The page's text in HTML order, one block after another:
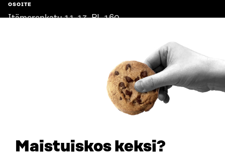
Maistuiskos keksi?
OSOITE
Itämerenkatu 11-13, PL 160,